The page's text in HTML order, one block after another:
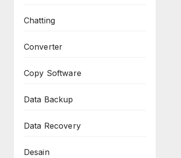
Chatting
Converter
Copy Software
Data Backup
Data Recovery
Desain